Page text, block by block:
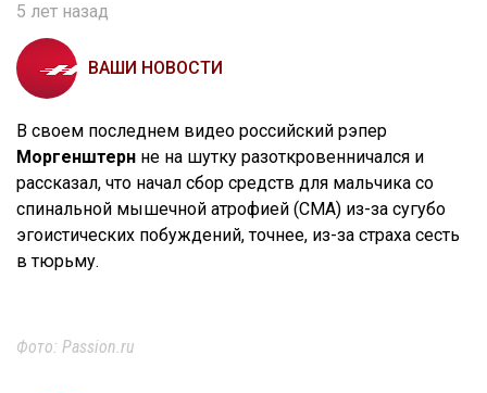
5 лет назад
ВАШИ НОВОСТИ
В своем последнем видео российский рэпер
Моргенштерн не на шутку разоткровенничался и
рассказал, что начал сбор средств для мальчика со
спинальной мышечной атрофией (СМА) из-за сугубо
эгоистических побуждений, точнее, из-за страха сесть
в тюрьму.
Фото: Passion.ru